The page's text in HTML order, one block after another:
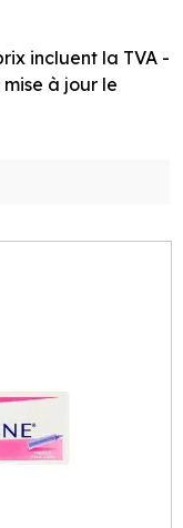
incluent la TVA -
à jour le